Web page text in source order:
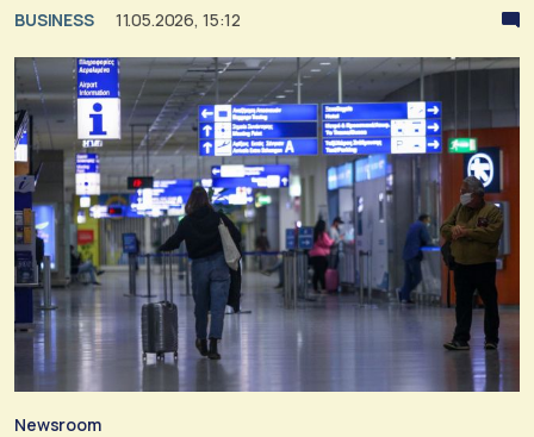
BUSINESS 11.05.2026, 15:12
Newsroom